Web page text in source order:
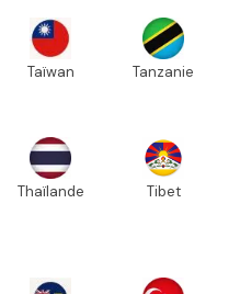
Taïwan Tanzanie
Thaïlande Tibet